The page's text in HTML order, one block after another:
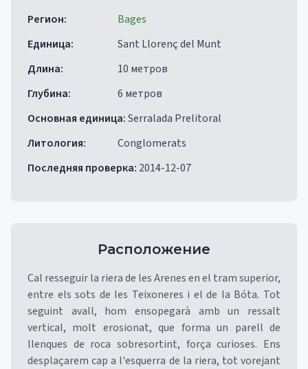
Регион:
Bages
Единица:
Sant Llorenç del Munt
Длина:
10 метров
Глубина:
6 метров
Основная единица:Serralada Prelitoral
Литология:
Conglomerats
Последняя проверка: 2014-12-07
Расположение
Cal resseguir la riera de les Arenes en el tram superior,
entre els sots de les Teixoneres i el de la Bóta. Tot
seguint avall, hom ensopegarà amb un ressalt
vertical, molt erosionat, que forma un parell de
llenques de roca sobresortint, força curioses. Ens
desplaçarem cap a l'esquerra de la riera, tot vorejant